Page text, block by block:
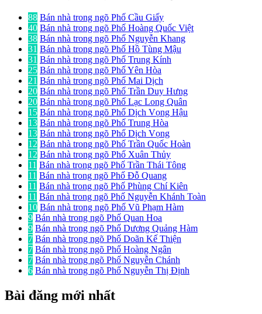
88 Bán nhà trong ngõ Phố Cầu Giấy
40 Bán nhà trong ngõ Phố Hoàng Quốc Việt
38 Bán nhà trong ngõ Phố Nguyễn Khang
31 Bán nhà trong ngõ Phố Hồ Tùng Mậu
31 Bán nhà trong ngõ Phố Trung Kính
25 Bán nhà trong ngõ Phố Yên Hòa
21 Bán nhà trong ngõ Phố Mai Dịch
20 Bán nhà trong ngõ Phố Trần Duy Hưng
20 Bán nhà trong ngõ Phố Lạc Long Quân
15 Bán nhà trong ngõ Phố Dịch Vọng Hậu
13 Bán nhà trong ngõ Phố Trung Hòa
13 Bán nhà trong ngõ Phố Dịch Vọng
12 Bán nhà trong ngõ Phố Trần Quốc Hoàn
12 Bán nhà trong ngõ Phố Xuân Thủy
11 Bán nhà trong ngõ Phố Trần Thái Tông
11 Bán nhà trong ngõ Phố Đỗ Quang
11 Bán nhà trong ngõ Phố Phùng Chí Kiên
11 Bán nhà trong ngõ Phố Nguyễn Khánh Toàn
10 Bán nhà trong ngõ Phố Vũ Phạm Hàm
9 Bán nhà trong ngõ Phố Quan Hoa
9 Bán nhà trong ngõ Phố Dương Quảng Hàm
7 Bán nhà trong ngõ Phố Doãn Kế Thiện
7 Bán nhà trong ngõ Phố Hoàng Ngân
7 Bán nhà trong ngõ Phố Nguyễn Chánh
6 Bán nhà trong ngõ Phố Nguyễn Thị Định
Bài đăng mới nhất